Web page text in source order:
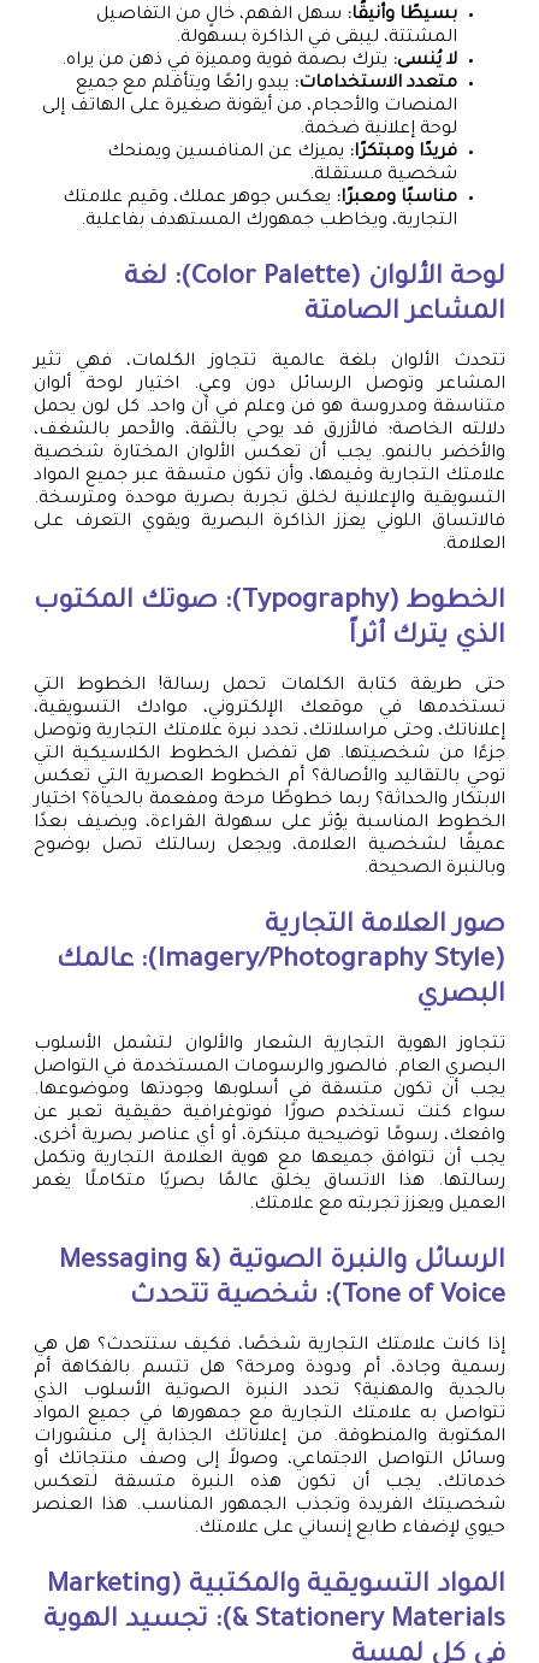
بسيطًا وأنيقًا: سهل الفهم، خالٍ من التفاصيل
المشتتة، ليبقى في الذاكرة بسهولة.
لا يُنسى: يترك بصمة قوية ومميزة في ذهن من يراه.
متعدد الاستخدامات: يبدو رائعًا ويتأقلم مع جميع
المنصات والأحجام، من أيقونة صغيرة على الهاتف إلى
لوحة إعلانية ضخمة.
فريدًا ومبتكرًا: يميزك عن المنافسين ويمنحك
شخصية مستقلة.
مناسبًا ومعبرًا: يعكس جوهر عملك، وقيم علامتك
التجارية، ويخاطب جمهورك المستهدف بفاعلية.
لوحة الألوان (Color Palette): لغة
المشاعر الصامتة
تتحدث الألوان بلغة عالمية تتجاوز الكلمات، فهي تثير
المشاعر وتوصل الرسائل دون وعي. اختيار لوحة ألوان
متناسقة ومدروسة هو فن وعلم في آن واحد. كل لون يحمل
دلالته الخاصة؛ فالأزرق قد يوحي بالثقة، والأحمر بالشغف،
والأخضر بالنمو. يجب أن تعكس الألوان المختارة شخصية
علامتك التجارية وقيمها، وأن تكون متسقة عبر جميع المواد
التسويقية والإعلانية لخلق تجربة بصرية موحدة ومترسخة.
فالاتساق اللوني يعزز الذاكرة البصرية ويقوي التعرف على
العلامة.
الخطوط (Typography): صوتك المكتوب
الذي يترك أثراً
حتى طريقة كتابة الكلمات تحمل رسالة! الخطوط التي
تستخدمها في موقعك الإلكتروني، موادك التسويقية،
إعلاناتك، وحتى مراسلاتك، تحدد نبرة علامتك التجارية وتوصل
جزءًا من شخصيتها. هل تفضل الخطوط الكلاسيكية التي
توحي بالتقاليد والأصالة؟ أم الخطوط العصرية التي تعكس
الابتكار والحداثة؟ ربما خطوطًا مرحة ومفعمة بالحياة؟ اختيار
الخطوط المناسبة يؤثر على سهولة القراءة، ويضيف بعدًا
عميقًا لشخصية العلامة، ويجعل رسالتك تصل بوضوح
وبالنبرة الصحيحة.
صور العلامة التجارية
(Imagery/Photography Style): عالمك
البصري
تتجاوز الهوية التجارية الشعار والألوان لتشمل الأسلوب
البصري العام. فالصور والرسومات المستخدمة في التواصل
يجب أن تكون متسقة في أسلوبها وجودتها وموضوعها.
سواء كنت تستخدم صورًا فوتوغرافية حقيقية تعبر عن
واقعك، رسومًا توضيحية مبتكرة، أو أي عناصر بصرية أخرى،
يجب أن تتوافق جميعها مع هوية العلامة التجارية وتكمل
رسالتها. هذا الاتساق يخلق عالمًا بصريًا متكاملًا يغمر
العميل ويعزز تجربته مع علامتك.
الرسائل والنبرة الصوتية (Messaging &
Tone of Voice): شخصية تتحدث
إذا كانت علامتك التجارية شخصًا، فكيف ستتحدث؟ هل هي
رسمية وجادة، أم ودودة ومرحة؟ هل تتسم بالفكاهة أم
بالجدية والمهنية؟ تحدد النبرة الصوتية الأسلوب الذي
تتواصل به علامتك التجارية مع جمهورها في جميع المواد
المكتوبة والمنطوقة. من إعلاناتك الجذابة إلى منشورات
وسائل التواصل الاجتماعي، وصولاً إلى وصف منتجاتك أو
خدماتك، يجب أن تكون هذه النبرة متسقة لتعكس
شخصيتك الفريدة وتجذب الجمهور المناسب. هذا العنصر
حيوي لإضفاء طابع إنساني على علامتك.
المواد التسويقية والمكتبية (Marketing
& Stationery Materials): تجسيد الهوية
في كل لمسة